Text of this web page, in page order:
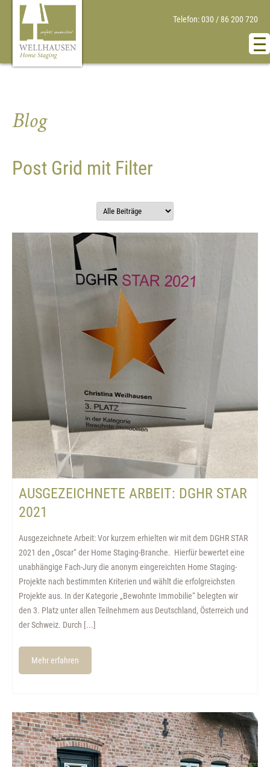
Telefon: 030 / 86 200 720
Blog
Post Grid mit Filter
AUSGEZEICHNETE ARBEIT: DGHR STAR
2021
Ausgezeichnete Arbeit: Vor kurzem erhielten wir mit dem DGHR STAR
2021 den „Oscar“ der Home Staging-Branche. Hierfür bewertet eine
unabhängige Fach-Jury die anonym eingereichten Home Staging-
Projekte nach bestimmten Kriterien und wählt die erfolgreichsten
Projekte aus. In der Kategorie „Bewohnte Immobilie“ belegten wir
den 3. Platz unter allen Teilnehmern aus Deutschland, Österreich und
der Schweiz. Durch [...]
Mehr erfahren